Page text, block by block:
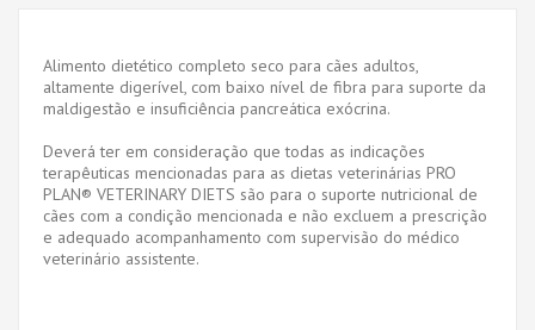
Alimento dietético completo seco para cães adultos,
altamente digerível, com baixo nível de fibra para suporte da
maldigestão e insuficiência pancreática exócrina.
Deverá ter em consideração que todas as indicações
terapêuticas mencionadas para as dietas veterinárias PRO
PLAN® VETERINARY DIETS são para o suporte nutricional de
cães com a condição mencionada e não excluem a prescrição
e adequado acompanhamento com supervisão do médico
veterinário assistente.